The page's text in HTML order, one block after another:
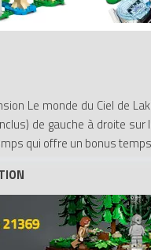
Le monde du Ciel de
de gauche à droite
qui offre un bonus
Luigi. L’appli LEGO